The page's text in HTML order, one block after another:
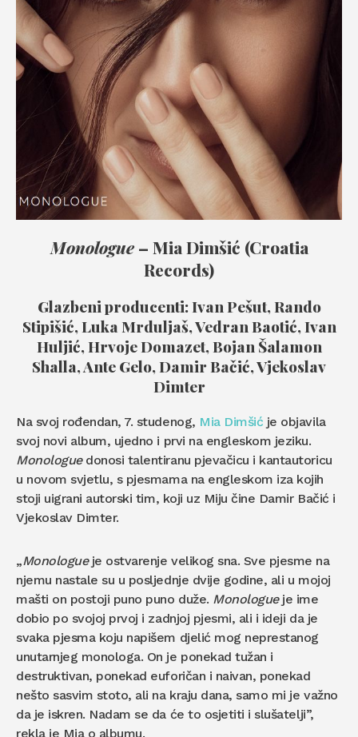
Monologue– Mia Dimšić (Croatia
Records)
Glazbeni producenti: Ivan Pešut, Rando
Stipišić, Luka Mrduljaš, Vedran Baotić, Ivan
Huljić, Hrvoje Domazet, Bojan Šalamon
Shalla, Ante Gelo, Damir Bačić, Vjekoslav
Dimter
Na svoj rođendan, 7. studenog, Mia Dimšić je objavila
svoj novi album, ujedno i prvi na engleskom jeziku.
Monologuedonosi talentiranu pjevačicu i kantautoricu
u novom svjetlu, s pjesmama na engleskom iza kojih
stoji uigrani autorski tim, koji uz Miju čine Damir Bačić i
Vjekoslav Dimter.
„Monologueje ostvarenje velikog sna. Sve pjesme na
njemu nastale su u posljednje dvije godine, ali u mojoj
mašti on postoji puno puno duže. Monologueje ime
dobio po svojoj prvoj i zadnjoj pjesmi, ali i ideji da je
svaka pjesma koju napišem djelić mog neprestanog
unutarnjeg monologa. On je ponekad tužan i
destruktivan, ponekad euforičan i naivan, ponekad
nešto sasvim stoto, ali na kraju dana, samo mi je važno
da je iskren. Nadam se da će to osjetiti i slušatelji”,
rekla je Mia o albumu.